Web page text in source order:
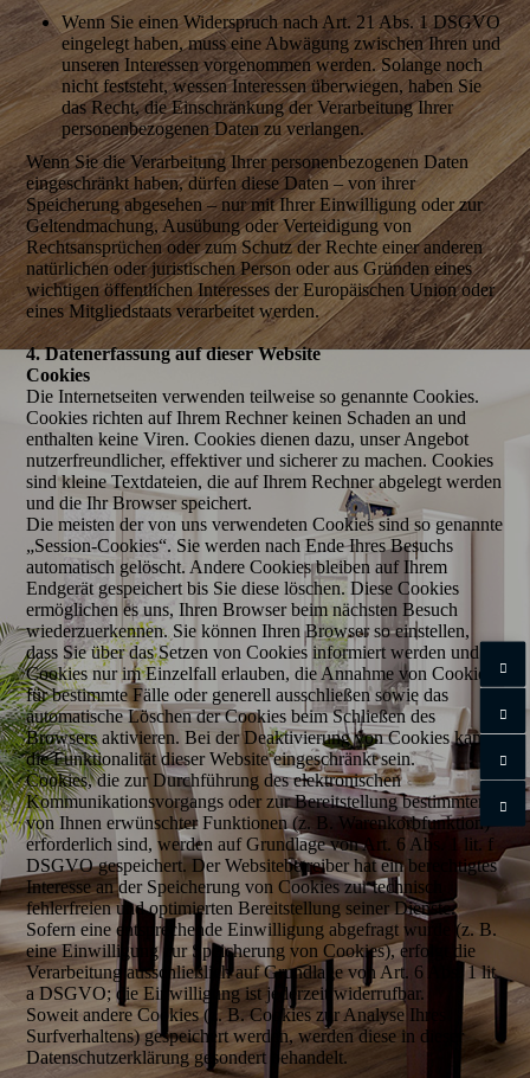
Wenn Sie einen Widerspruch nach Art. 21 Abs. 1 DSGVO
eingelegt haben, muss eine Abwägung zwischen Ihren und
unseren Interessen vorgenommen werden. Solange noch
nicht feststeht, wessen Interessen überwiegen, haben Sie
das Recht, die Einschränkung der Verarbeitung Ihrer
personenbezogenen Daten zu verlangen.
Wenn Sie die Verarbeitung Ihrer personenbezogenen Daten
eingeschränkt haben, dürfen diese Daten – von ihrer
Speicherung abgesehen – nur mit Ihrer Einwilligung oder zur
Geltendmachung, Ausübung oder Verteidigung von
Rechtsansprüchen oder zum Schutz der Rechte einer anderen
natürlichen oder juristischen Person oder aus Gründen eines
wichtigen öffentlichen Interesses der Europäischen Union oder
eines Mitgliedstaats verarbeitet werden.
4. Datenerfassung auf dieser Website
Cookies
Die Internetseiten verwenden teilweise so genannte Cookies.
Cookies richten auf Ihrem Rechner keinen Schaden an und
enthalten keine Viren. Cookies dienen dazu, unser Angebot
nutzerfreundlicher, effektiver und sicherer zu machen. Cookies
sind kleine Textdateien, die auf Ihrem Rechner abgelegt werden
und die Ihr Browser speichert.
Die meisten der von uns verwendeten Cookies sind so genannte
„Session-Cookies“. Sie werden nach Ende Ihres Besuchs
automatisch gelöscht. Andere Cookies bleiben auf Ihrem
Endgerät gespeichert bis Sie diese löschen. Diese Cookies
ermöglichen es uns, Ihren Browser beim nächsten Besuch
wiederzuerkennen. Sie können Ihren Browser so einstellen,
dass Sie über das Setzen von Cookies informiert werden und
Cookies nur im Einzelfall erlauben, die Annahme von Cookies
für bestimmte Fälle oder generell ausschließen sowie das
automatische Löschen der Cookies beim Schließen des
Browsers aktivieren. Bei der Deaktivierung von Cookies kann
die Funktionalität dieser Website eingeschränkt sein.
Cookies, die zur Durchführung des elektronischen
Kommunikationsvorgangs oder zur Bereitstellung bestimmter,
von Ihnen erwünschter Funktionen (z. B. Warenkorbfunktion)
erforderlich sind, werden auf Grundlage von Art. 6 Abs. 1 lit. f
DSGVO gespeichert. Der Websitebetreiber hat ein berechtigtes
Interesse an der Speicherung von Cookies zur technisch
fehlerfreien und optimierten Bereitstellung seiner Dienste.
Sofern eine entsprechende Einwilligung abgefragt wurde (z. B.
eine Einwilligung zur Speicherung von Cookies), erfolgt die
Verarbeitung ausschließlich auf Grundlage von Art. 6 Abs. 1 lit.
a DSGVO; die Einwilligung ist jederzeit widerrufbar.
Soweit andere Cookies (z. B. Cookies zur Analyse Ihres
Surfverhaltens) gespeichert werden, werden diese in dieser
Datenschutzerklärung gesondert behandelt.